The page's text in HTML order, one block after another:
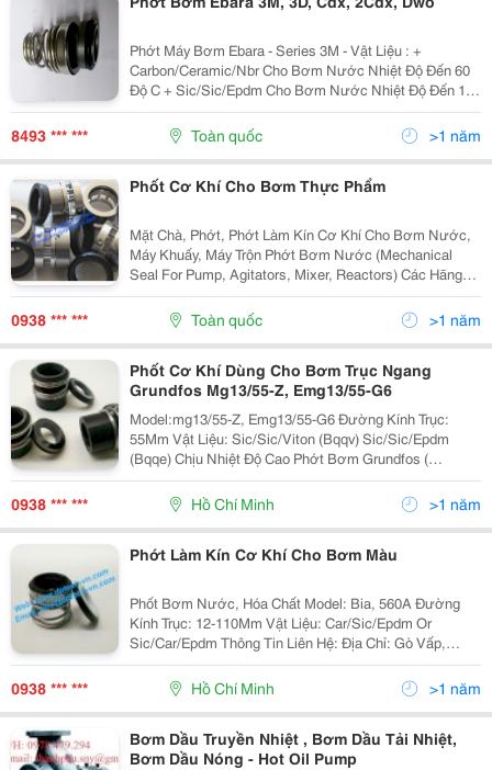
Phớt Máy Bơm Ebara - Series 3M - Vật Liệu : +
Carbon/Ceramic/Nbr Cho Bơm Nước Nhiệt Độ Đến 60
Độ C + Sic/Sic/Epdm Cho Bơm Nước Nhiệt Độ Đến 160
Độ C Và Các Hóa Chất Có Độ Ăn Mòn Phốt Bơm 2Cdxm
70/15 Phốt Bơm 2Cdxm 120/15 Phốt Bơm...
8493 *** *** Toàn quốc >1 năm
Phốt Cơ Khí Cho Bơm Thực Phẩm
Mặt Chà, Phớt, Phớt Làm Kín Cơ Khí Cho Bơm Nước,
Máy Khuấy, Máy Trộn Phớt Bơm Nước (Mechanical
Seal For Pump, Agitators, Mixer, Reactors) Các Hãng
Eagleburgmann, John Crane, Flowserve, Roten, Vulcan,
Hecker Aegira, Us Seals, Flexible, Latty, Roplan,...
0938 *** *** Toàn quốc >1 năm
Phốt Cơ Khí Dùng Cho Bơm Trục Ngang
Grundfos Mg13/55-Z, Emg13/55-G6
Model:mg13/55-Z, Emg13/55-G6 Đường Kính Trục:
55Mm Vật Liệu: Sic/Sic/Viton (Bqqv) Sic/Sic/Epdm
(Bqqe) Chịu Nhiệt Độ Cao Phớt Bơm Grundfos (
Mechanical Seal Type Mg13 &Amp; Emg13) - Phớt Làm
Kín Cơ Khí Emg13/28-G6 Esic-Q7/ Esic-Q7...
0938 *** *** Hồ Chí Minh >1 năm
Phớt Làm Kín Cơ Khí Cho Bơm Màu
Phốt Bơm Nước, Hóa Chất Model: Bia, 560A Đường
Kính Trục: 12-110Mm Vật Liệu: Car/Sic/Epdm Or
Sic/Car/Epdm Thông Tin Liên Hệ: Địa Chỉ: Gò Vấp,
Tp.hồ Chí Minh Di Động: 0938 410 589 (P.kinh Doanh)
Email: Sales.dptech@Gmail.com Or...
0938 *** *** Hồ Chí Minh >1 năm
Bơm Dầu Truyền Nhiệt , Bơm Dầu Tải Nhiệt,
Bơm Dầu Nóng - Hot Oil Pump